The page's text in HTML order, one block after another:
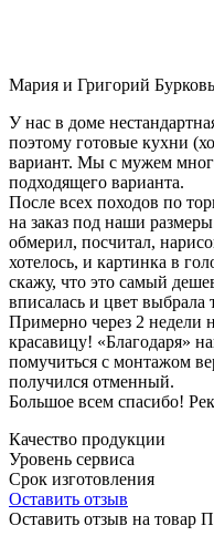
Мария и Григорий
У нас в доме
поэтому готовые кухни
вариант. Мы с мужем
подходящего варианта.
После всех походов по
на заказ под наши
обмерил, посчитал,
хотелось, и картинка в
скажу, что это самый
вписалась и цвет выбрала
Примерно через 2 недели
красавицу! «Благодаря»
помучиться с монтажом
получился отменный.
Большое всем спасибо!
Качество продукции
Уровень сервиса
Срок изготовления
Оставить отзыв
Оставить отзыв на товар